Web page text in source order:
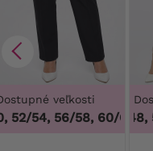
veľkosti
54, 56/58, 60/62
46, 48,